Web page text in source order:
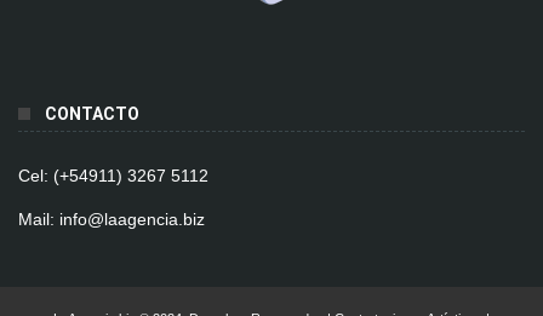
CONTACTO
Cel: (+54911) 3267 5112
Mail: info@laagencia.biz